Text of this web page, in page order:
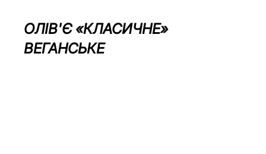
ОЛІВ'Є «КЛАСИЧНЕ»
ВЕГАНСЬКЕ